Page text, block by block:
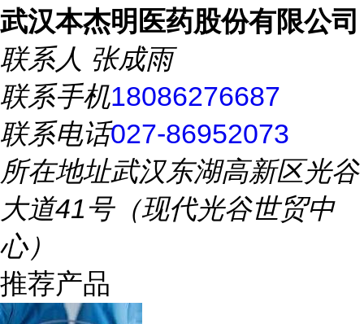
武汉本杰明医药股份有限公司
联系人 张成雨
联系手机18086276687
联系电话027-86952073
所在地址武汉东湖高新区光谷
大道41号（现代光谷世贸中
心）
推荐产品